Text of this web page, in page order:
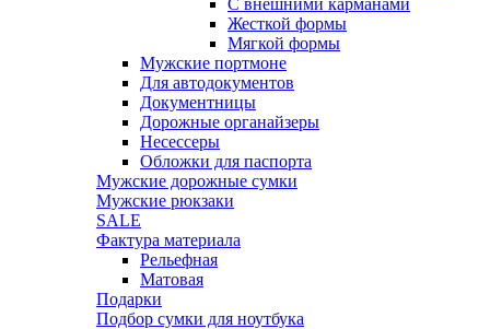
С внешними карманами
Жесткой формы
Мягкой формы
Мужские портмоне
Для автодокументов
Документницы
Дорожные органайзеры
Несессеры
Обложки для паспорта
Мужские дорожные сумки
Мужские рюкзаки
SALE
Фактура материала
Рельефная
Матовая
Подарки
Подбор сумки для ноутбука